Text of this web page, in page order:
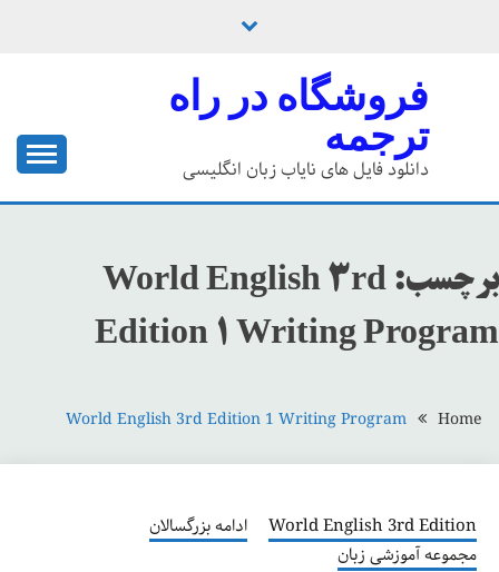
فروشگاه در راه
ترجمه
دانلود فایل های نایاب زبان انگلیسی
برچسب: World English 3rd
Edition 1 Writing Program
Home
World English 3rd Edition 1 Writing Program
World English 3rd Edition
ادامه بزرگسالان
مجموعه آموزشی زبان